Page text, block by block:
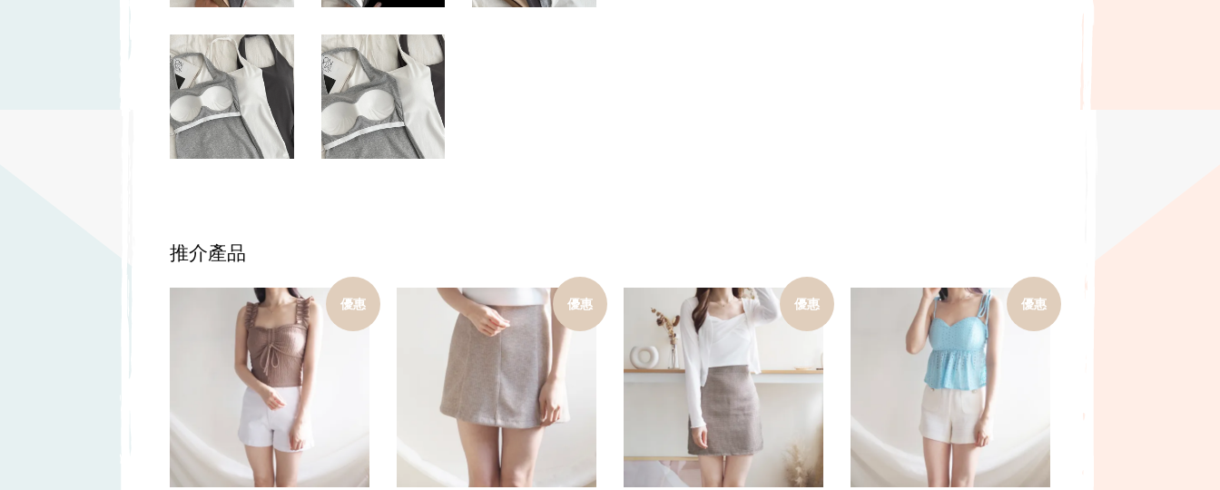
推介產品
優惠
加入購物車 優惠
加入購物車 優惠
加入購物車 優惠
加入購物車